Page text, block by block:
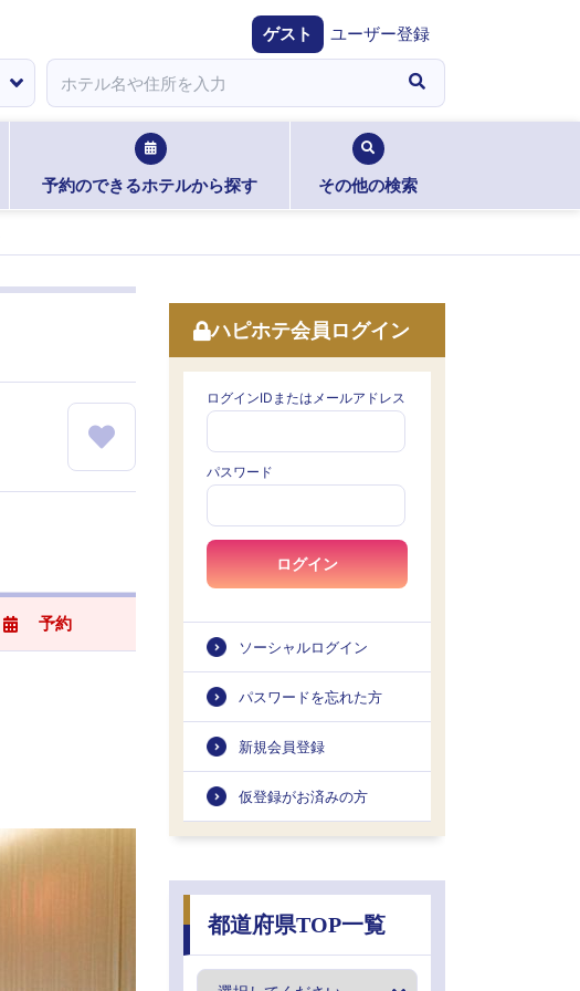
ゲスト ユーザー登録
予約のできるホテルから探す その他の検索
予約
ハピホテ会員ログイン
ログインIDまたはメールアドレス
パスワード
ログイン
ソーシャルログイン
パスワードを忘れた方
新規会員登録
仮登録がお済みの方
都道府県TOP一覧